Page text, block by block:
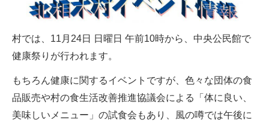
村では、11月24日 日曜日 午前10時から、中央公民館で
健康祭りが行われます。
もちろん健康に関するイベントですが、色々な団体の食
品販売や村の食生活改善推進協議会による「体に良い、
美味しいメニュー」の試食会もあり、風の噂では午後に